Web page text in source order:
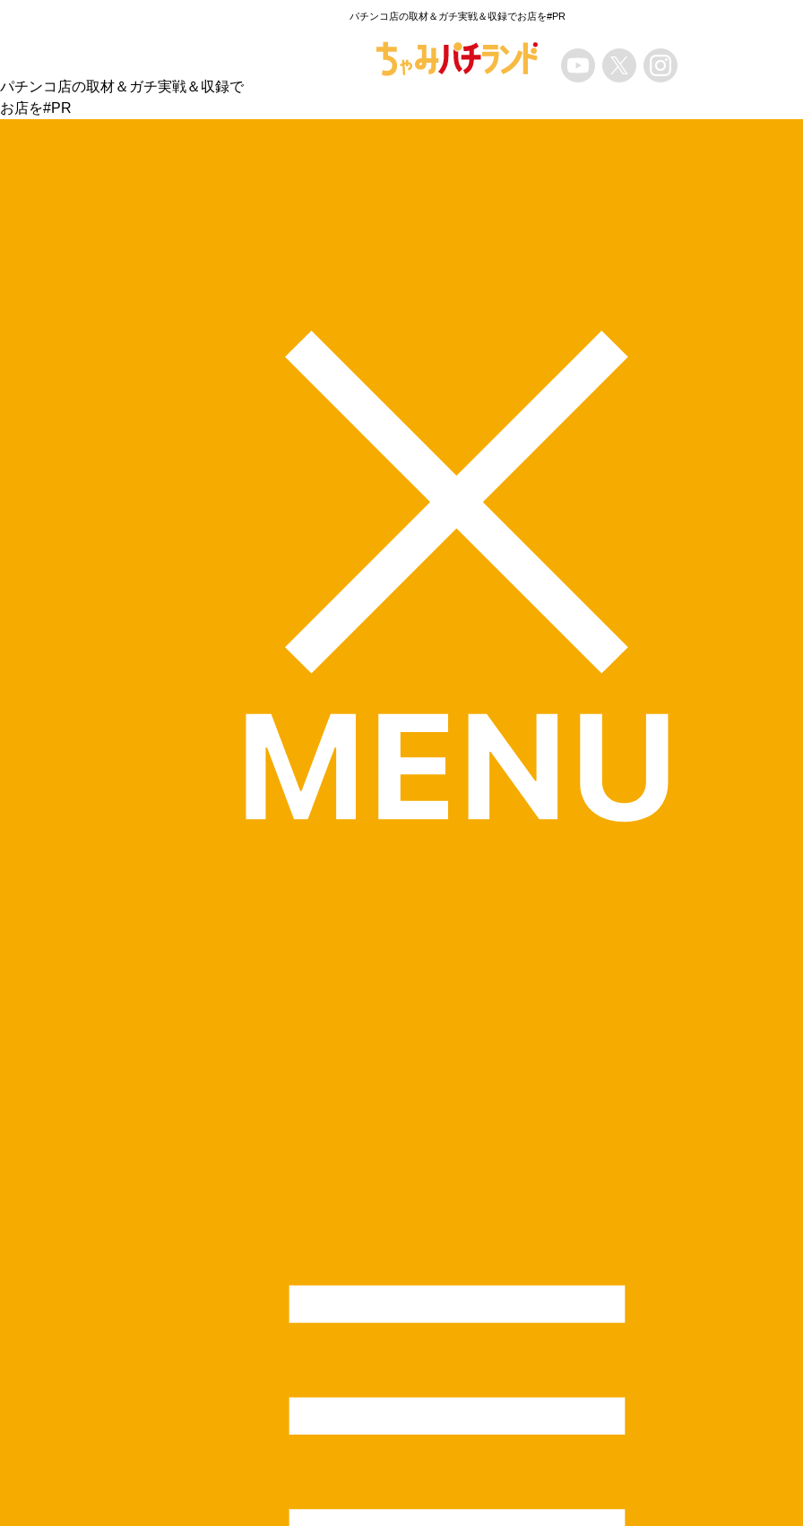
パチンコ店の取材＆ガチ実戦＆収録でお店を#PR
パチンコ店の取材＆ガチ実戦＆収録で
お店を#PR